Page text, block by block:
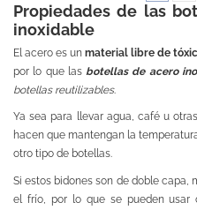
Propiedades de las
inoxidable
El acero es un material libre de
por lo que las botellas de acero
botellas reutilizables.
Ya sea para llevar agua, café u
hacen que mantengan la
otro tipo de botellas.
Si estos bidones son de doble capa,
el frío, por lo que se pueden usar